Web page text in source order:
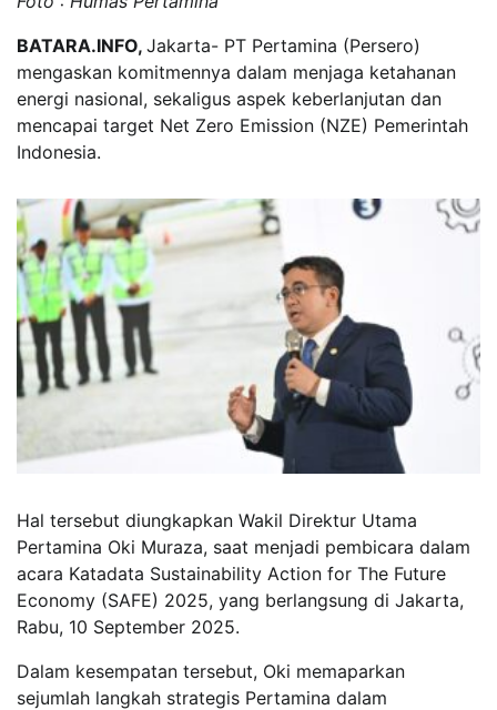
BATARA.INFO, Jakarta- PT Pertamina (Persero)
mengaskan komitmennya dalam menjaga ketahanan
energi nasional, sekaligus aspek keberlanjutan dan
mencapai target Net Zero Emission (NZE) Pemerintah
Indonesia.
Hal tersebut diungkapkan Wakil Direktur Utama
Pertamina Oki Muraza, saat menjadi pembicara dalam
acara Katadata Sustainability Action for The Future
Economy (SAFE) 2025, yang berlangsung di Jakarta,
Rabu, 10 September 2025.
Dalam kesempatan tersebut, Oki memaparkan
sejumlah langkah strategis Pertamina dalam